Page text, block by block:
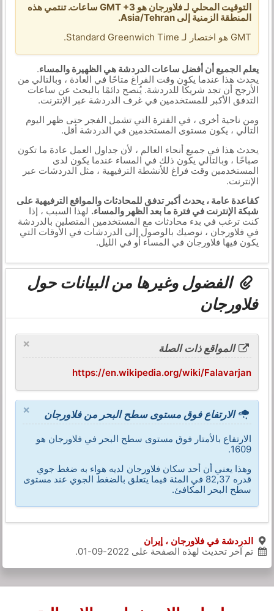
التوقيت المحلي لـ فلاورجان هو GMT +3 ساعات. تنتمي هذه
المنطقة الزمنية إلى Asia/Tehran.
GMT هو اختصار لـ Standard Greenwich Time.
يعلم الجميع أن أفضل ساعات الدردشة هي الظهيرة والمساء.
يحدث هذا عندما يكون وقت الفراغ متاحًا في العادة ، وبالتالي من
الأرجح أن تجد شريكًا للدردشة. يُنصح دائمًا بالبحث عن ساعات
التدفق الأكبر للمستخدمين في غرف الدردشة عبر الإنترنت.
ومن ناحية أخرى ، في الفترة التي تشمل الفجر حتى ظهر اليوم
التالي ، يكون مستوى المستخدمين في الدردشة أقل.
يحدث هذا في جميع أنحاء العالم ، لأن جداول العمل عادة ما تكون
صباحًا ، وبالتالي يكون ذلك في المساء عندما يكون لدى
المستخدمين وقت فراغ للأنشطة الترفيهية ، مثل الدردشات عبر
الإنترنت.
كقاعدة عامة ، يحدث أكبر تدفق للمحادثات والمواقع الترفيهية على
شبكة الإنترنت في فترة ما بعد الظهر والمساء. لهذا السبب ، إذا
كنت ترغب في بدء محادثات مع المستخدمين المتصلين بالدردشة
في فلاورجان ، نوصيك بالوصول إلى الدردشات في الأوقات التي
يكون فيها فلاورجان في المساء أو في الليل.
الفضول وغيرها من البيانات حول
فلاورجان
× المواقع ذات الصلة
https://en.wikipedia.org/wiki/Falavarjan
× الارتفاع فوق مستوى سطح البحر من فلاورجان
الارتفاع بالأمتار فوق مستوى سطح البحر في فلاورجان هو
1609.
وهذا يعني أن أحد سكان فلاورجان لديه هواء به ضغط جوي
قدره 82,37 في المئة فيما يتعلق بالضغط الجوي عند مستوى
سطح البحر المكافئ.
الدردشة في فلاورجان ، إيران
تم آخر تحديث لهذه الصفحة على 2022-09-01
.